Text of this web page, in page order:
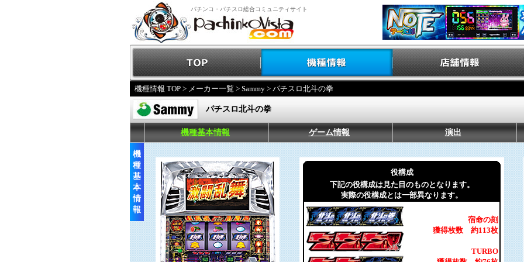
パチンコ・パチスロ総合コミュニティサイト
機種情報 TOP > メーカー一覧 > Sammy > パチスロ北斗の拳
パチスロ北斗の拳
機種基本情報 ゲーム情報 演出
機
種
基
本
情
報
役構成
下記の役構成は見た目のものとなります。
実際の役構成とは一部異なります。
宿命の刻
獲得枚数 約113枚
TURBO